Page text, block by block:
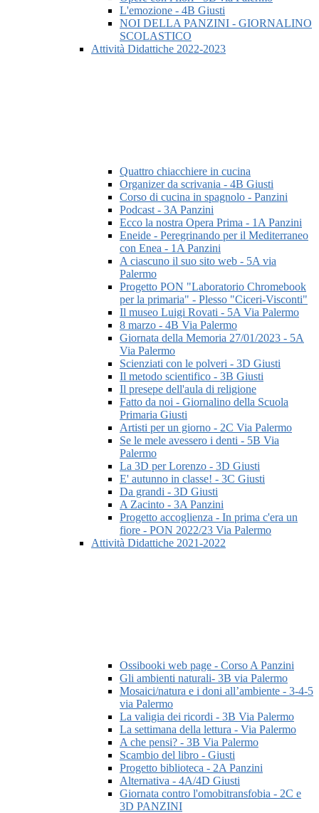
L'emozione - 4B Giusti
NOI DELLA PANZINI - GIORNALINO
SCOLASTICO
Attività Didattiche 2022-2023
Quattro chiacchiere in cucina
Organizer da scrivania - 4B Giusti
Corso di cucina in spagnolo - Panzini
Podcast - 3A Panzini
Ecco la nostra Opera Prima - 1A Panzini
Eneide - Peregrinando per il Mediterraneo
con Enea - 1A Panzini
A ciascuno il suo sito web - 5A via
Palermo
Progetto PON "Laboratorio Chromebook
per la primaria" - Plesso "Ciceri-Visconti"
Il museo Luigi Rovati - 5A Via Palermo
8 marzo - 4B Via Palermo
Giornata della Memoria 27/01/2023 - 5A
Via Palermo
Scienziati con le polveri - 3D Giusti
Il metodo scientifico - 3B Giusti
Il presepe dell'aula di religione
Fatto da noi - Giornalino della Scuola
Primaria Giusti
Artisti per un giorno - 2C Via Palermo
Se le mele avessero i denti - 5B Via
Palermo
La 3D per Lorenzo - 3D Giusti
E' autunno in classe! - 3C Giusti
Da grandi - 3D Giusti
A Zacinto - 3A Panzini
Progetto accoglienza - In prima c'era un
fiore - PON 2022/23 Via Palermo
Attività Didattiche 2021-2022
Ossibooki web page - Corso A Panzini
Gli ambienti naturali- 3B via Palermo
Mosaici/natura e i doni all’ambiente - 3-4-5
via Palermo
La valigia dei ricordi - 3B Via Palermo
La settimana della lettura - Via Palermo
A che pensi? - 3B Via Palermo
Scambio del libro - Giusti
Progetto biblioteca - 2A Panzini
Alternativa - 4A/4D Giusti
Giornata contro l'omobitransfobia - 2C e
3D PANZINI